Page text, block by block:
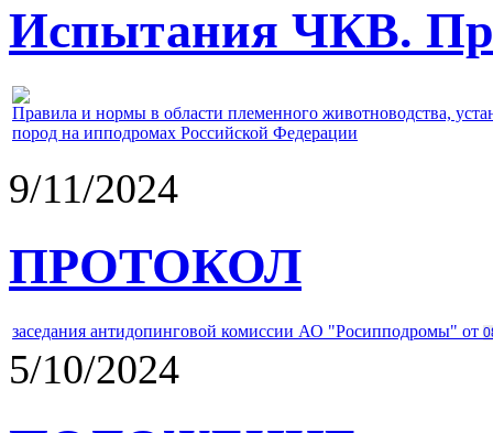
Испытания ЧКВ.
Правила и нормы в области племенного животноводства,
пород на ипподромах Российской Федерации
9/11/2024
ПРОТОКОЛ
заседания антидопинговой комиссии АО "Росипподромы" от
5/10/2024